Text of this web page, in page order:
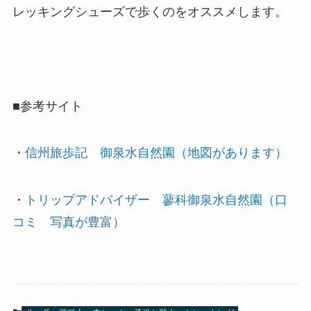
レッキングシューズで歩くのをオススメします。
■参考サイト
・ 信州旅歩記 御泉水自然園（地図があります）
・
トリップアドバイザー 蓼科御泉水自然園（口
コミ 写真が豊富）